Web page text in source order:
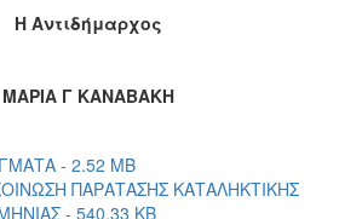
Η Αντιδήμαρχος
ΜΑΡΙΑ Γ ΚΑΝΑΒΑΚΗ
- 2.52 MB
ΠΑΡΑΤΑΣΗΣ ΚΑΤΑΛΗΚΤΙΚΗΣ
- 540.33 KB